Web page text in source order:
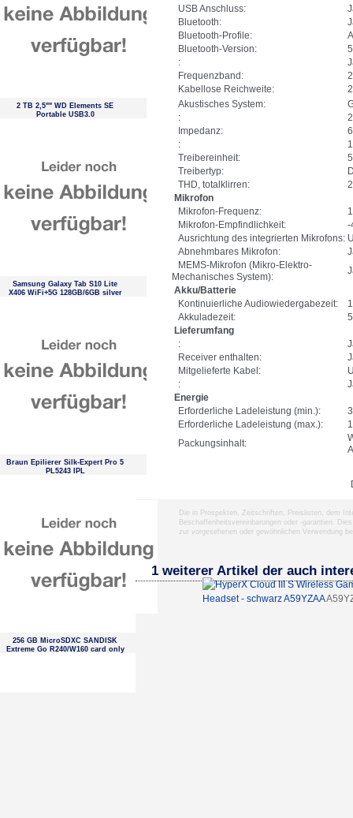
2 TB 2,5"" WD Elements SE
Portable USB3.0
Samsung Galaxy Tab S10 Lite
X406 WiFi+5G 128GB/6GB silver
Braun Epilierer Silk-Expert Pro 5
PL5243 IPL
256 GB MicroSDXC SANDISK
Extreme Go R240/W160 card only
USB Anschluss:
Bluetooth:
Bluetooth-Profile:
Bluetooth-Version:
:
Frequenzband:
Kabellose Reichweite:
Akustisches System:
:
Impedanz:
:
Treibereinheit:
Treibertyp:
THD, totalklirren:
Mikrofon
Mikrofon-Frequenz:
Mikrofon-Empfindlichkeit:
-
Ausrichtung des integrierten Mikrofons:
Abnehmbares Mikrofon:
MEMS-Mikrofon (Mikro-Elektro-
Mechanisches System):
Akku/Batterie
Kontinuierliche Audiowiedergabezeit:
Akkuladezeit:
Lieferumfang
:
Receiver enthalten:
Mitgelieferte Kabel:
:
Energie
Erforderliche Ladeleistung (min.):
Erforderliche Ladeleistung (max.):
Packungsinhalt:
Die in Prospekten, Zeitschriften, Preislisten, dem
Beschaffenheitsvereinbarungen oder -garantien.
zur vorgesehenen oder gewöhnlichen Verwendung
1 weiterer Artikel der auch
Headset - schwarz A59YZAA